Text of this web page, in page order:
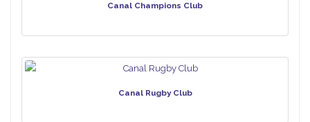
Canal Champions Club
Canal Rugby Club